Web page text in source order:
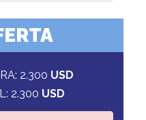
2.300 USD
2.300 USD